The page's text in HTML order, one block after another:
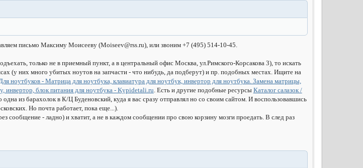
письмо Максиму Моисееву (Moiseev@rss.ru), или звоним +7 (495) 514-10-45.
только не в приемный пункт, а в центральный офис Москва, ул.Римского-Корсакова 3), то искать
(у них много убитых ноутов на запчасти - что нибудь, да подберут) и пр. подобных местах. Ищите на
ноутбуков - Матрица для ноутбука, клавиатура для ноутбук, инвертор для ноутбука. Замена матрицы,
инвертор, блок питания для ноутбука - Kypidetali.ru. Есть и другие подобные ресурсы Каталог салазок /
одна из барахолок в К/Ц Буденовский, куда я вас сразу отправлял но со своим сайтом. И воспользовавшись
Но почта работает, пока еще...).
сообщение - ладно) и хватит, а не в каждом сообщении про свою корзину мозги проедать. В след раз